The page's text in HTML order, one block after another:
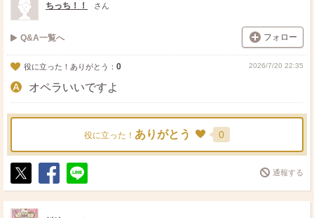
ちっち！！ さん
Q&A一覧へ フォロー
役に立った！ありがとう： 0 2026/7/20 22:35
オペラいいですよ
役に立った！ ありがとう 0
ポ
ス
ト
シ
ェ
送
る
通報する